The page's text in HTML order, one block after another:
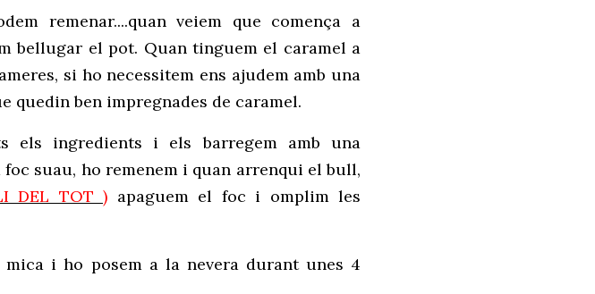
remenar....quan veiem que comença a
bellugar el pot. Quan tinguem el caramel a
si ho necessitem ens ajudem amb una
quedin ben impregnades de caramel.
els ingredients i els barregem amb una
foc suau, ho remenem i quan arrenqui el bull,
DEL TOT ) apaguem el foc i omplim les
i ho posem a la nevera durant unes 4